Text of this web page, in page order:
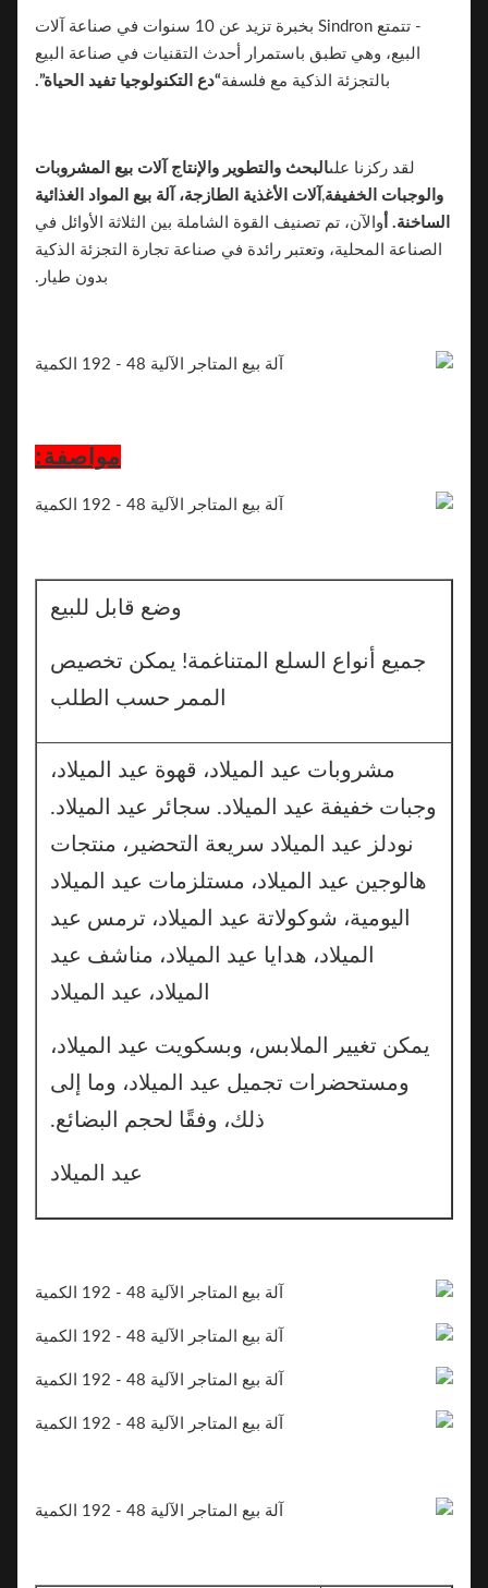
- تتمتع Sindron بخبرة تزيد عن 10 سنوات في صناعة آلات
البيع، وهي تطبق باستمرار أحدث التقنيات في صناعة البيع
بالتجزئة الذكية مع فلسفة“دع التكنولوجيا تفيد الحياة”.
لقد ركزنا على البحث والتطوير والإنتاج
آلات بيع المشروبات
والوجبات الخفيفة,آلات الأغذية الطازجة، آلة بيع المواد الغذائية
الساخنة. أوالآن، تم تصنيف القوة الشاملة بين الثلاثة الأوائل في
الصناعة المحلية، وتعتبر رائدة في صناعة تجارة التجزئة الذكية
بدون طيار.
مواصفة:
وضع قابل للبيع
جميع أنواع السلع المتناغمة! يمكن تخصيص
الممر حسب الطلب
مشروبات عيد الميلاد، قهوة عيد الميلاد،
وجبات خفيفة عيد الميلاد. سجائر عيد الميلاد.
نودلز عيد الميلاد سريعة التحضير، منتجات
هالوجين عيد الميلاد، مستلزمات عيد الميلاد
اليومية، شوكولاتة عيد الميلاد، ترمس عيد
الميلاد، هدايا عيد الميلاد، مناشف عيد
الميلاد، عيد الميلاد
يمكن تغيير الملابس، وبسكويت عيد الميلاد،
ومستحضرات تجميل عيد الميلاد، وما إلى
ذلك، وفقًا لحجم البضائع.
عيد الميلاد